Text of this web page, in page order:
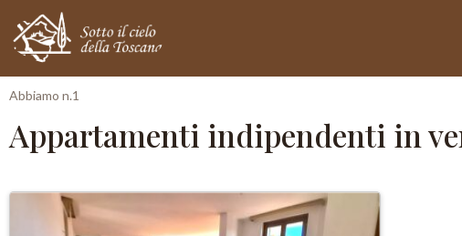
Abbiamo n.1
Appartamenti indipendenti in